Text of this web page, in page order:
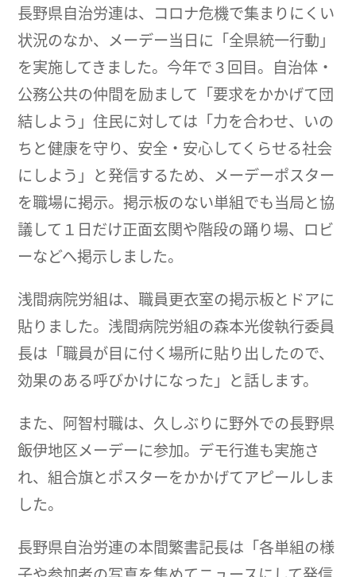
長野県自治労連は、コロナ危機で集まりにくい
状況のなか、メーデー当日に「全県統一行動」
を実施してきました。今年で３回目。自治体・
公務公共の仲間を励まして「要求をかかげて団
結しよう」住民に対しては「力を合わせ、いの
ちと健康を守り、安全・安心してくらせる社会
にしよう」と発信するため、メーデーポスター
を職場に掲示。掲示板のない単組でも当局と協
議して１日だけ正面玄関や階段の踊り場、ロビ
ーなどへ掲示しました。
浅間病院労組は、職員更衣室の掲示板とドアに
貼りました。浅間病院労組の森本光俊執行委員
長は「職員が目に付く場所に貼り出したので、
効果のある呼びかけになった」と話します。
また、阿智村職は、久しぶりに野外での長野県
飯伊地区メーデーに参加。デモ行進も実施さ
れ、組合旗とポスターをかかげてアピールしま
した。
長野県自治労連の本間繁書記長は「各単組の様